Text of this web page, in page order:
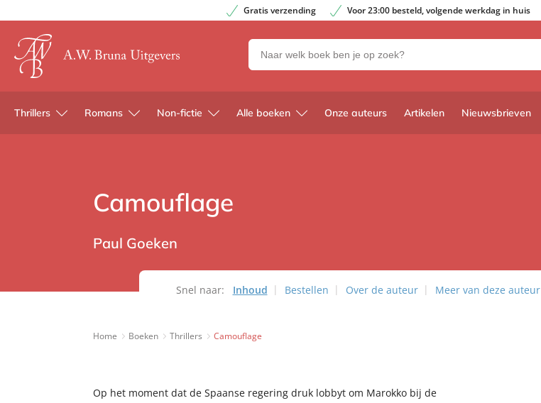
Gratis verzending Voor 23:00 besteld, volgende werkdag in huis
Zoeken
naar
en
uitgevers
Thrillers Romans Non-fictie Alle boeken Onze auteurs Artikelen Nieuwsbrieven
Camouflage
Paul Goeken
Snel naar: Inhoud Bestellen Over de auteur Meer van deze auteur
Home Boeken Thrillers Camouflage
Op het moment dat de Spaanse regering druk lobbyt om Marokko bij de